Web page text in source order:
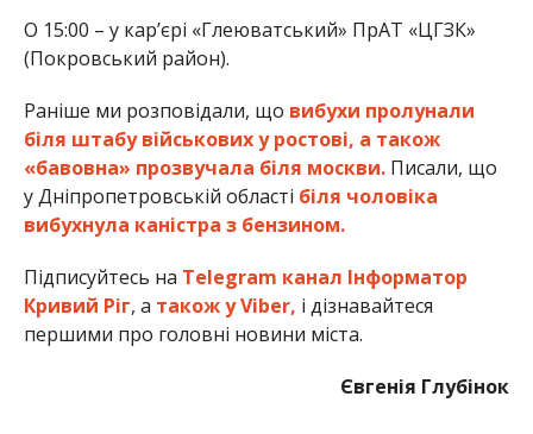
О 15:00 – у кар’єрі «Глеюватський» ПрАТ «ЦГЗК»
(Покровський район).
Раніше ми розповідали, що вибухи пролунали
біля штабу військових у ростові, а також
«бавовна» прозвучала біля москви.Писали, що
у Дніпропетровській області біля чоловіка
вибухнула каністра з бензином.
Підписуйтесь на Telegram канал Інформатор
Кривий Ріг, а також у Viber, і дізнавайтеся
першими про головні новини міста.
Євгенія Глубінок